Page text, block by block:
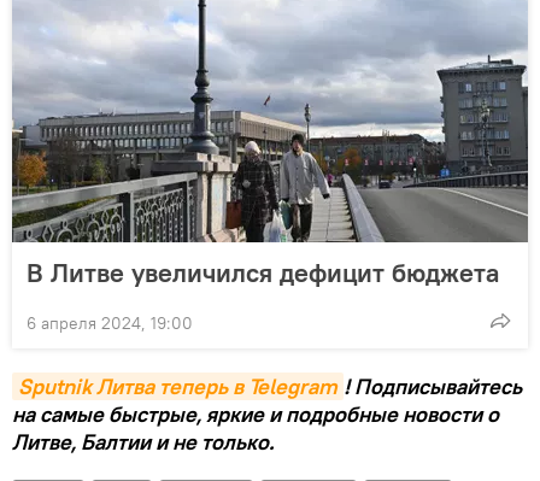
В Литве увеличился дефицит бюджета
6 апреля 2024, 19:00
Sputnik Литва теперь в Telegram ! Подписывайтесь
на самые быстрые, яркие и подробные новости о
Литве, Балтии и не только.